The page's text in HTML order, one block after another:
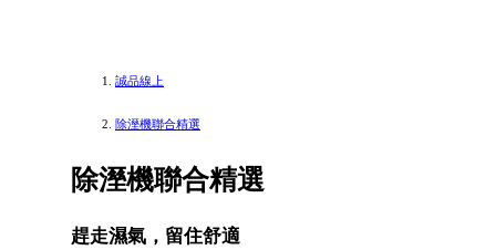
誠品線上
除溼機聯合精選
除溼機聯合精選
趕走濕氣，留住舒適